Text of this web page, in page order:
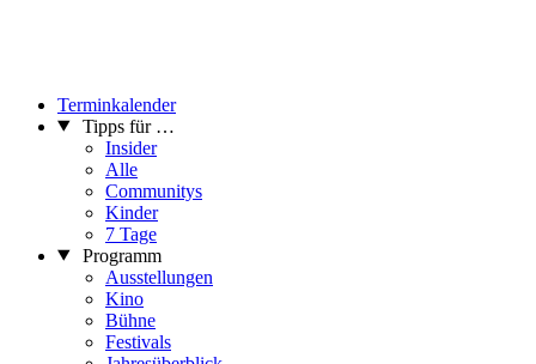
Terminkalender
Tipps für …
Insider
Alle
Communitys
Kinder
7 Tage
Programm
Ausstellungen
Kino
Bühne
Festivals